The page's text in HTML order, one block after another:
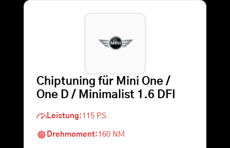
Chiptuning für Mini One /
One D / Minimalist 1.6 DFI
Leistung: 115 PS
Drehmoment: 160 NM